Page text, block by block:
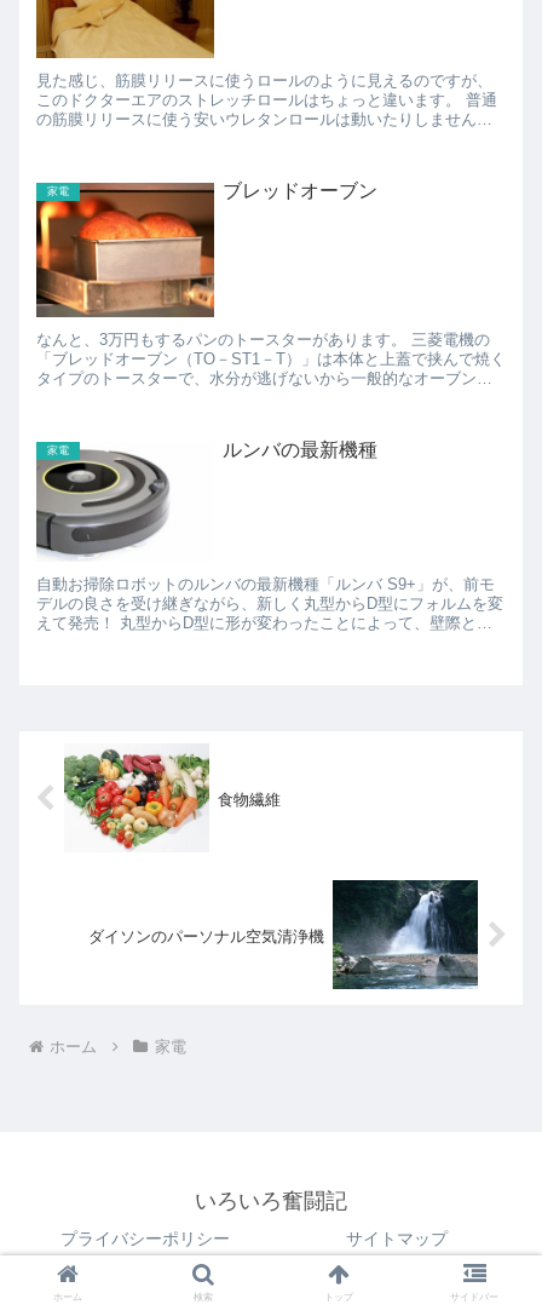
見た感じ、筋膜リリースに使うロールのように見えるのですが、
このドクターエアのストレッチロールはちょっと違います。 普通
の筋膜リリースに使う安いウレタンロールは動いたりしません
家電 ブレッドオーブン
なんと、3万円もするパンのトースターがあります。 三菱電機の
「ブレッドオーブン（TO－ST1－T）」は本体と上蓋で挟んで焼く
タイプのトースターで、水分が逃げないから一般的なオーブント
家電 ルンバの最新機種
自動お掃除ロボットのルンバの最新機種「ルンバ S9+」が、前モ
デルの良さを受け継ぎながら、新しく丸型からD型にフォルムを変
えて発売！ 丸型からD型に形が変わったことによって、壁際と
食物繊維
ダイソンのパーソナル空気清浄機
ホーム 家電
いろいろ奮闘記
プライバシーポリシー サイトマップ
© 2018 いろいろ奮闘記.
ホーム 検索 トップ サイドバー